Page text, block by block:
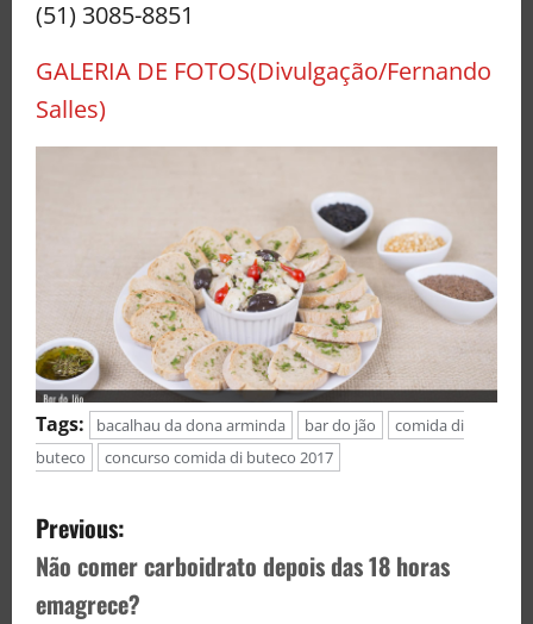
(51) 3085-8851
GALERIA DE FOTOS(Divulgação/Fernando
Salles)
Tags: bacalhau da dona arminda bar do jão
comida di
buteco
concurso comida di buteco 2017
Previous:
Não comer carboidrato depois das 18 horas
emagrece?